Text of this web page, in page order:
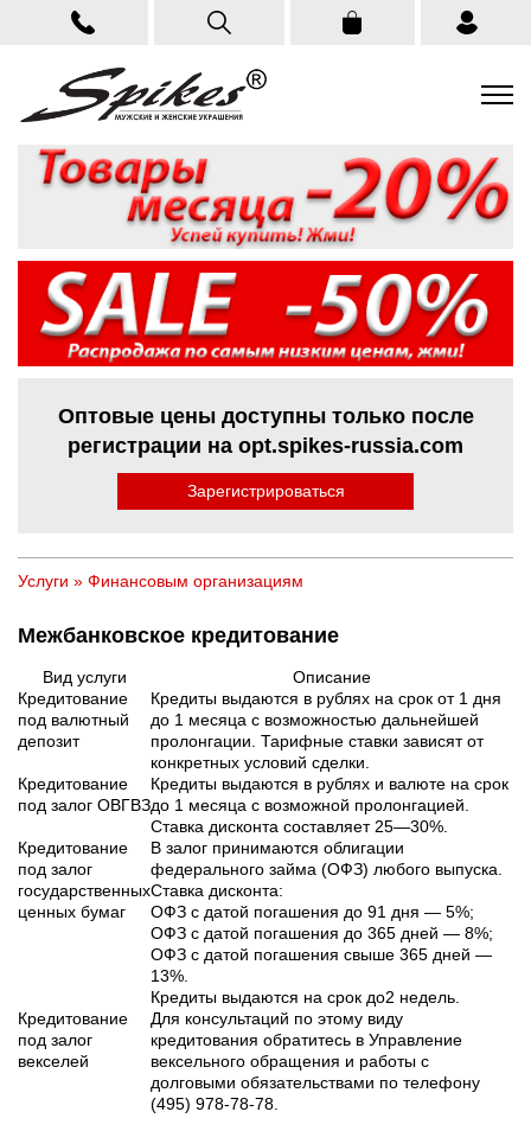
Оптовые цены доступны только после
регистрации на opt.spikes-russia.com
Зарегистрироваться
Услуги » Финансовым организациям
Межбанковское кредитование
Вид услуги
Описание
Кредитование
под валютный
депозит
Кредиты выдаются в рублях на срок от 1 дня
до 1 месяца с возможностью дальнейшей
пролонгации. Тарифные ставки зависят от
конкретных условий сделки.
Кредитование
под залог ОВГВЗ
Кредиты выдаются в рублях и валюте на срок
до 1 месяца с возможной пролонгацией.
Ставка дисконта составляет 25—30%.
Кредитование
под залог
государственных
ценных бумаг
В залог принимаются облигации
федерального займа (ОФЗ) любого выпуска.
Ставка дисконта:
ОФЗ с датой погашения до 91 дня — 5%;
ОФЗ с датой погашения до 365 дней — 8%;
ОФЗ с датой погашения свыше 365 дней —
13%.
Кредиты выдаются на срок до2 недель.
Кредитование
под залог
векселей
Для консультаций по этому виду
кредитования обратитесь в Управление
вексельного обращения и работы с
долговыми обязательствами по телефону
(495) 978-78-78.